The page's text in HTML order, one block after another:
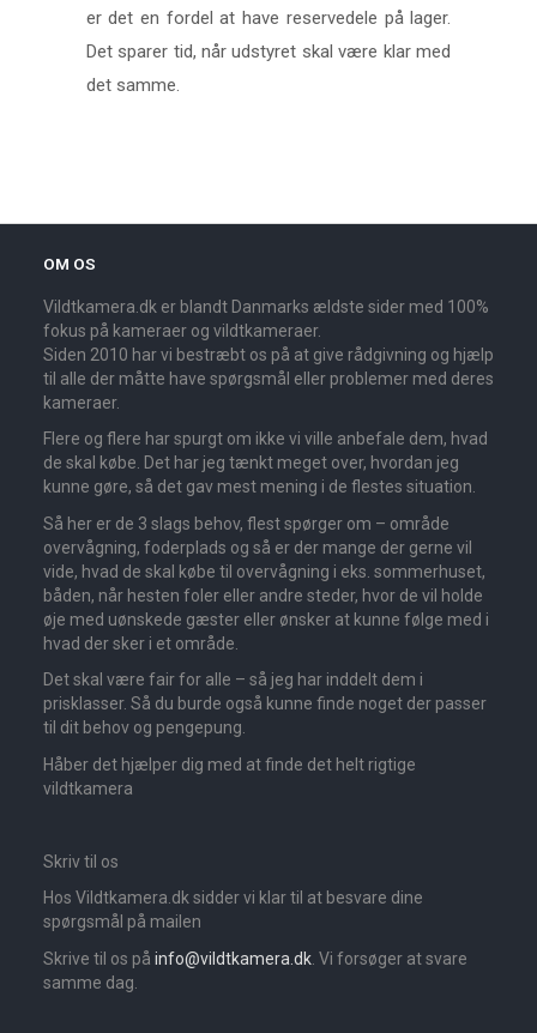
er det en fordel at have reservedele på lager.
Det sparer tid, når udstyret skal være klar med
det samme.
OM OS
Vildtkamera.dk er blandt Danmarks ældste sider med 100%
fokus på kameraer og vildtkameraer.
Siden 2010 har vi bestræbt os på at give rådgivning og hjælp
til alle der måtte have spørgsmål eller problemer med deres
kameraer.
Flere og flere har spurgt om ikke vi ville anbefale dem, hvad
de skal købe. Det har jeg tænkt meget over, hvordan jeg
kunne gøre, så det gav mest mening i de flestes situation.
Så her er de 3 slags behov, flest spørger om – område
overvågning, foderplads og så er der mange der gerne vil
vide, hvad de skal købe til overvågning i eks. sommerhuset,
båden, når hesten foler eller andre steder, hvor de vil holde
øje med uønskede gæster eller ønsker at kunne følge med i
hvad der sker i et område.
Det skal være fair for alle – så jeg har inddelt dem i
prisklasser. Så du burde også kunne finde noget der passer
til dit behov og pengepung.
Håber det hjælper dig med at finde det helt rigtige
vildtkamera
Skriv til os
Hos Vildtkamera.dk sidder vi klar til at besvare dine
spørgsmål på mailen
Skrive til os på info@vildtkamera.dk . Vi forsøger at svare
samme dag.